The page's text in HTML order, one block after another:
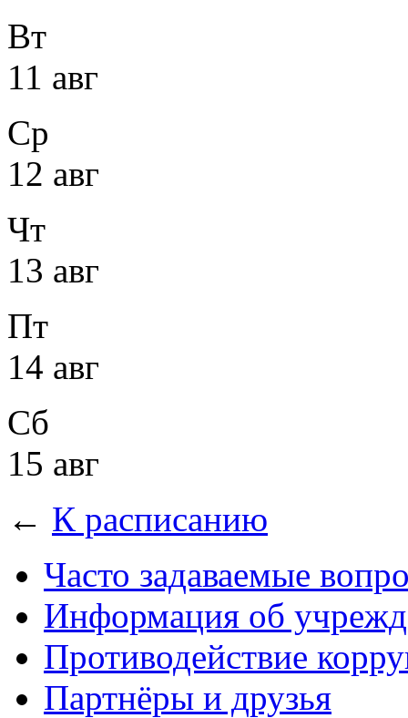
Вт
11 авг
Ср
12 авг
Чт
13 авг
Пт
14 авг
Сб
15 авг
← К расписанию
Часто задаваемые
Информация об
Противодействие
Партнёры и друзья